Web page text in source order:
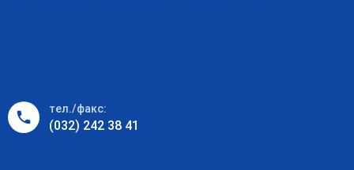
тел./факс:
(032) 242 38 41